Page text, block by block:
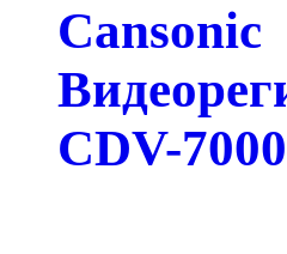
Cansonic
CDV-7000